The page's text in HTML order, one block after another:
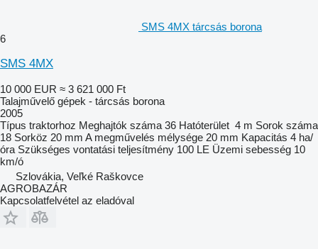
SMS 4MX tárcsás borona
6
SMS 4MX
10 000 EUR ≈ 3 621 000 Ft
Talajművelő gépek - tárcsás borona
2005
Típus traktorhoz Meghajtók száma 36 Hatóterület 4 m Sorok száma
18 Sorköz 20 mm A megművelés mélysége 20 mm Kapacitás 4 ha/
óra Szükséges vontatási teljesítmény 100 LE Üzemi sebesség 10
km/ó
Szlovákia, Veľké Raškovce
AGROBAZÁR
Kapcsolatfelvétel az eladóval